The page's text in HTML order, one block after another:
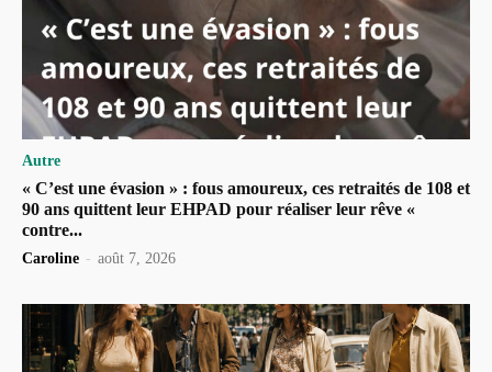
Autre
« C’est une évasion » : fous amoureux, ces retraités de 108 et
90 ans quittent leur EHPAD pour réaliser leur rêve «
contre...
Caroline - août 7, 2026